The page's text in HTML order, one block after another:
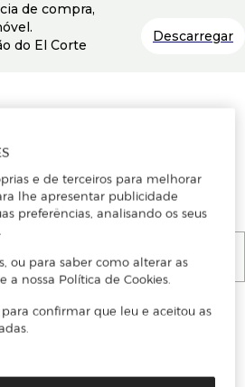
para se registar ou
de compra,
do El Corte
Descarregar
e de terceiros para melhorar
lhe apresentar publicidade
preferências, analisando os seus
ou para saber como alterar as
a nossa Política de Cookies.
confirmar que leu e aceitou as